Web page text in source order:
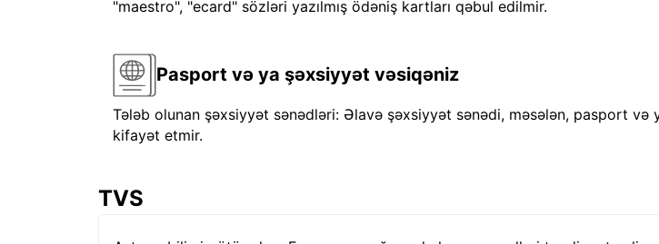
"maestro", "ecard" sözləri yazılmış ödəniş kartları qəbul edilmir.
Pasport və ya şəxsiyyət vəsiqəniz
Tələb olunan şəxsiyyət sənədləri: Əlavə şəxsiyyət sənədi, məsələn, pasport
kifayət etmir.
TVS